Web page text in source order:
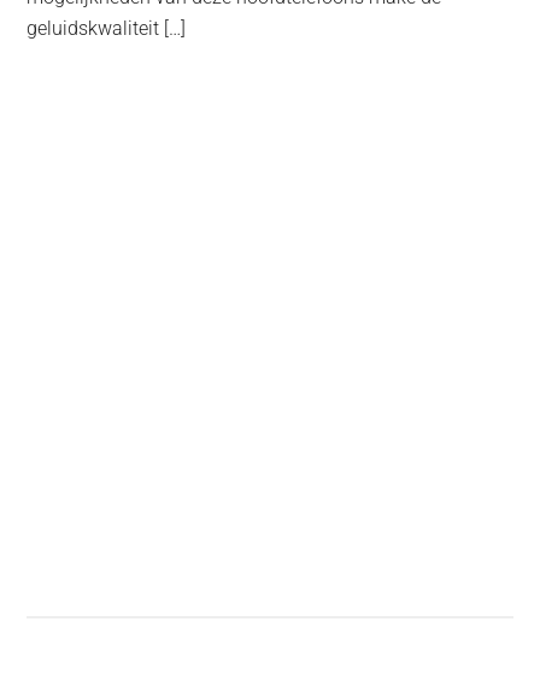
geluidskwaliteit […]